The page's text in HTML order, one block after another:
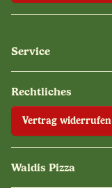
Service
Rechtliches
Vertrag widerrufen
Waldis Pizza